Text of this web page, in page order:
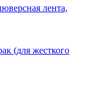
лента,
(для жесткого